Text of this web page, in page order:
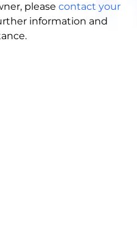
please contact your
information and